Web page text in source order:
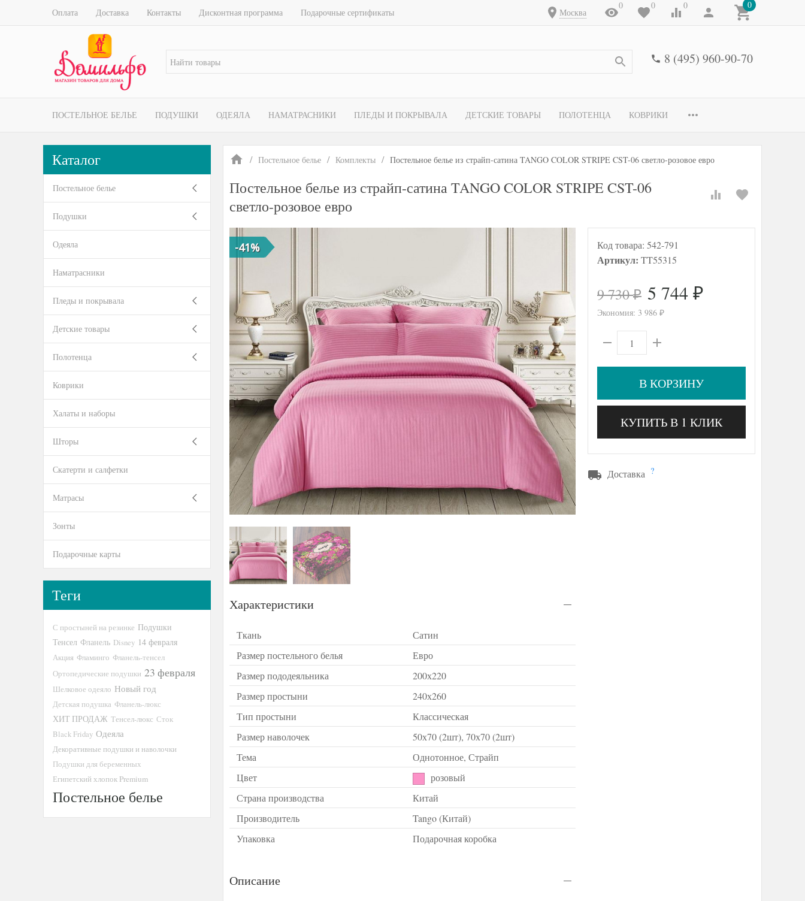
Оплата Доставка Контакты Дисконтная программа Подарочные сертификаты Москва
0 0 0 0
8 (495) 960-90-70
ПОСТЕЛЬНОЕ БЕЛЬЕ ПОДУШКИ ОДЕЯЛА НАМАТРАСНИКИ ПЛЕДЫ И ПОКРЫВАЛА ДЕТСКИЕ ТОВАРЫ ПОЛОТЕНЦА КОВРИКИ
Постельное белье Комплекты Постельное белье из страйп-сатина TANGO COLOR STRIPE CST-06 светло-розовое евро
Постельное белье из страйп-сатина TANGO COLOR STRIPE CST-06
светло-розовое евро
-41% Код товара: 542-791
Артикул: TT55315
9 730₽ 5 744 ₽
Экономия: 3 986 ₽
В КОРЗИНУ
КУПИТЬ В 1 КЛИК
Доставка ?
Характеристики
Ткань
Сатин
Размер постельного белья
Евро
Размер пододеяльника
200х220
Размер простыни
240х260
Тип простыни
Классическая
Размер наволочек
50х70 (2шт), 70х70 (2шт)
Тема
Однотонное, Страйп
Цвет
розовый
Страна производства
Китай
Производитель
Tango (Китай)
Упаковка
Подарочная коробка
Описание
Каталог
Постельное белье
Подушки
Одеяла
Наматрасники
Пледы и покрывала
Детские товары
Полотенца
Коврики
Халаты и наборы
Шторы
Скатерти и салфетки
Матрасы
Зонты
Подарочные карты
Теги
С простыней на резинке Подушки
Тенсел Фланель Disney 14 февраля
Акция Фламинго Фланель-тенсел
Ортопедические подушки 23 февраля
Шелковое одеяло Новый год
Детская подушка Фланель-люкс
ХИТ ПРОДАЖ Тенсел-люкс Сток
Black Friday Одеяла
Декоративные подушки и наволочки
Подушки для беременных
Египетский хлопок Premium
Постельное белье